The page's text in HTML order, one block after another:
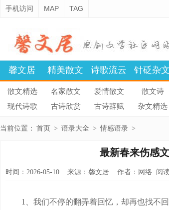
手机访问 MAP TAG
馨文居 精美散文 诗歌流云 针砭杂文
散文精选 名家散文 爱情散文 散文诗
现代诗歌
古诗欣赏 古诗辞赋 杂文精选
当前位置： 首页 > 语录大全 > 情感语录 >
最新春来伤感
时间：2026-05-10 来源： 馨文居 作者：网络 阅读
1、我们不停的翻弄着回忆，却再也找不回